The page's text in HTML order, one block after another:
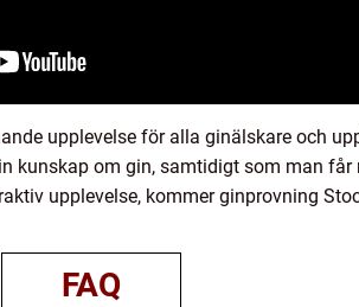
upplevelse för alla ginälskare och
om gin, samtidigt som man får
upplevelse, kommer ginprovning
FAQ